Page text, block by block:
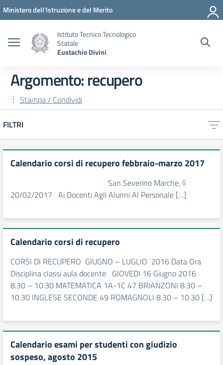
Vai ai contenuti
Vai al menu di navigazione
Vai al footer
Ministero dell'Istruzione e del Merito
Istituto Tecnico Tecnologico
Statale
Eustachio Divini
Argomento: recupero
Stampa / Condividi
FILTRI
Calendario corsi di recupero febbraio-marzo 2017
San Severino Marche, lì
20/02/2017 Ai Docenti Agli Alunni Al Personale […]
Calendario corsi di recupero
CORSI DI RECUPERO GIUGNO – LUGLIO 2016 Data Ora
Disciplina classi aula docente GIOVEDI 16 Giugno 2016
8.30 – 10.30 MATEMATICA 1A-1C 47 BRIANZONI 8.30 –
10.30 INGLESE SECONDE 49 ROMAGNOLI 8.30 – 10.30 […]
Calendario esami per studenti con giudizio
sospeso, agosto 2015